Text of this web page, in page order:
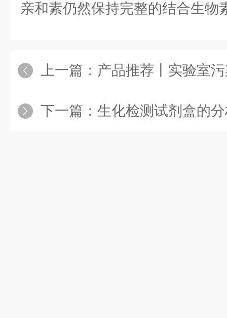
亲和素仍然保持完整的结合生物
上一篇： 产品推荐丨实验室污染🤺退
下一篇： 生化检测试剂盒的分